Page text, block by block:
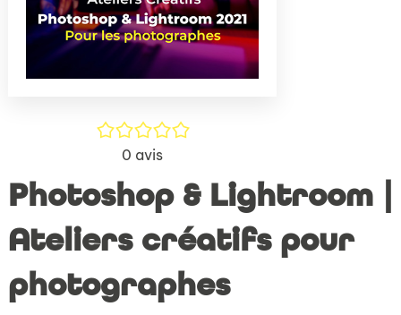
/5
0 avis
Photoshop & Lightroom |
Ateliers créatifs pour
photographes